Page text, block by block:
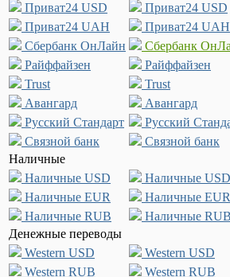
Приват24 USD
Приват24 USD
Приват24 UAH
Приват24 UAH
Сбербанк ОнЛайн
Сбербанк
Райффайзен
Райффайзен
Trust
Trust
Авангард
Авангард
Русский Стандарт
Русский
Связной банк
Связной банк
Наличные
Наличные USD
Наличные USD
Наличные EUR
Наличные EUR
Наличные RUB
Наличные RUB
Денежные переводы
Western USD
Western USD
Western RUB
Western RUB